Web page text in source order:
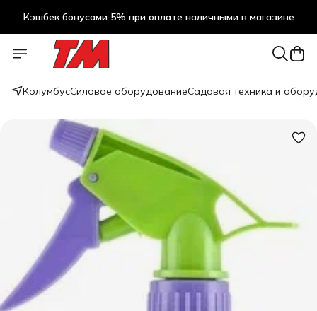
Кэшбек бонусами 5% при оплате наличными в магазине
Кэшбек бонусами 5% при оплате наличными в магазине
КолумбусСиловое оборудованиеСадовая техника и